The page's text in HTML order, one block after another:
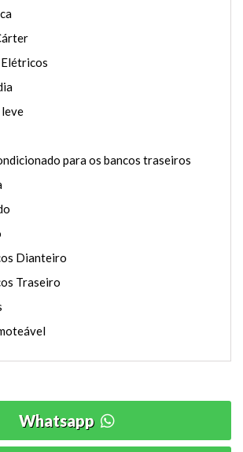
leve
para os bancos traseiros
Dianteiro
Traseiro
Whatsapp